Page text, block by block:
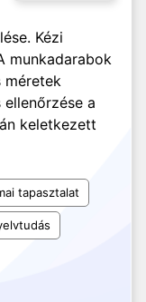
Kézi
munkadarabok
méretek
a
keletkezett
tapasztalat